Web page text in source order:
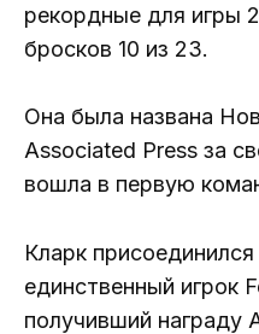
рекордные для игры
бросков 10 из 23.
Она была названа
Associated Press за
вошла в первую
Кларк
единственный игрок
получивший награду